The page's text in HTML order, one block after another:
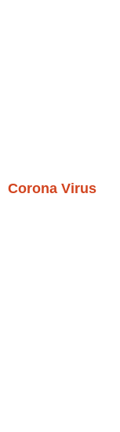
Corona Virus